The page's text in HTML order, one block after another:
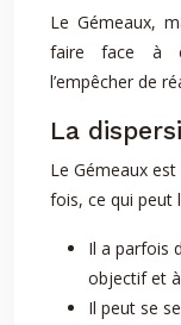
Le Gémeaux,
faire face à
l’empêcher de
La
Le Gémeaux
fois, ce qui peut
Il a parfois
objectif et
Il peut se